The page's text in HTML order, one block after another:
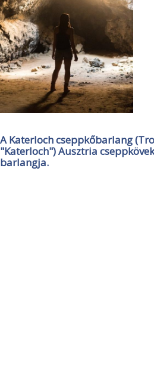
A Katerloch cseppkőbarlang
"Katerloch") Ausztria
barlangja.